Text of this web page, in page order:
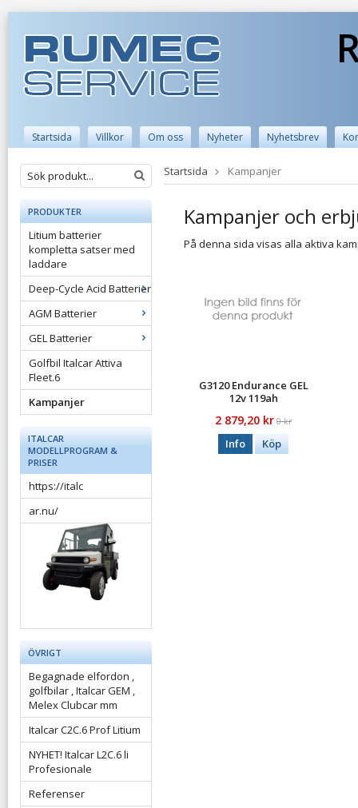
Startsida Villkor Om oss Nyheter Nyhetsbrev
PRODUKTER
Litium batterier
kompletta satser med
laddare
Deep-Cycle Acid Batterier
AGM Batterier
GEL Batterier
Golfbil Italcar Attiva
Fleet.6
Kampanjer
ITALCAR
MODELLPROGRAM &
PRISER
https://italc
ar.nu/
ÖVRIGT
Begagnade elfordon ,
golfbilar , Italcar GEM ,
Melex Clubcar mm
Italcar C2C.6 Prof Litium
NYHET! Italcar L2C.6 li
Profesionale
Referenser
Startsida Kampanjer
Kampanjer och
På denna sida visas alla aktiva
G3120 Endurance GEL
12v 119ah
2 879,20 kr 0 kr
Info Köp